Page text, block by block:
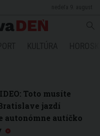
Toto musíte
jazdí
autonómne autíčko